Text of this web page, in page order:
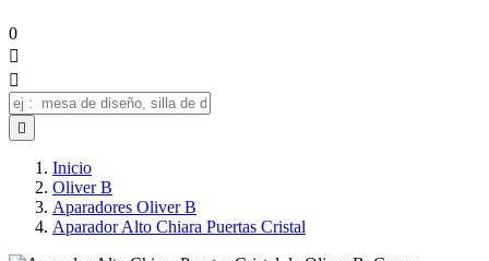
0



Inicio
Oliver B
Aparadores Oliver B
Aparador Alto Chiara Puertas Cristal